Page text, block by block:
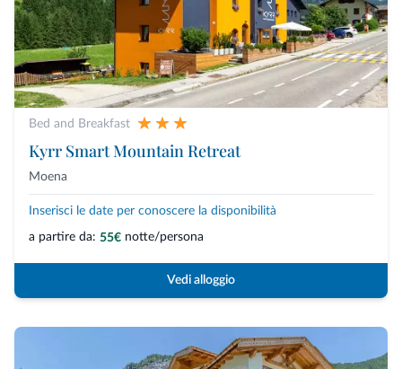
Bed and Breakfast
Kyrr Smart Mountain Retreat
Moena
Inserisci le date per conoscere la disponibilità
a partire da: 55€ notte/persona
Vedi alloggio